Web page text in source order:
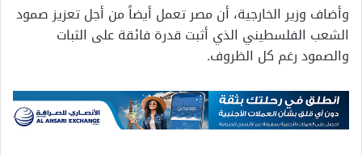
وأضاف وزير الخارجية، أن مصر تعمل أيضاً من أجل تعزيز صمود
الشعب الفلسطيني الذي أثبت قدرة فائقة على الثبات
والصمود رغم كل الظروف.